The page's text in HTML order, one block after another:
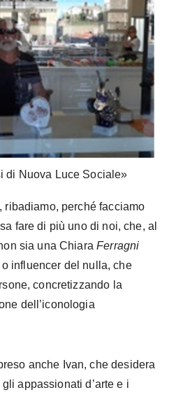
di Nuova Luce Sociale»
ribadiamo, perché facciamo
fare di più uno di noi, che, al
sia una ChiaraFerragni
influencer del nulla, che
concretizzando la
dell’iconologia
anche Ivan, che desidera
appassionati d’arte e i